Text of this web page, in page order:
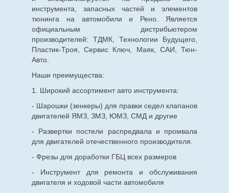
инструмента, запасных частей и элементов
тюнинга на автомобили и Рено. Является
официальным дистрибьютером
производителей: ТДМК, Технологии Будущего,
Пластик-Троя, Сервис Ключ, Маяк, САИ, Тюн-
Авто.
Наши преимущества:
1. Широкий ассортимент авто инструмента:
- Шарошки (зенкеры) для правки седел клапанов
двигателей ЯМЗ, ЗМЗ, ЮМЗ, СМД и другие
- Развертки постели распредвала и промвала
для двигателей отечественного производителя.
- Фрезы для доработки ГБЦ всех размеров
- Инструмент для ремонта и обслуживания
двигателя и ходовой части автомобиля